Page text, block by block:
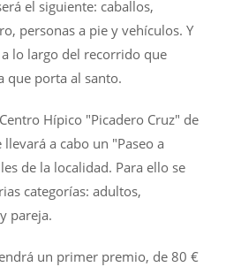
el siguiente: caballos,
personas a pie y vehículos. Y
lo largo del recorrido que
que porta al santo.
Hípico "Picadero Cruz" de
a cabo un "Paseo a
de la localidad. Para ello se
categorías: adultos,
pareja.
un primer premio, de 80 €